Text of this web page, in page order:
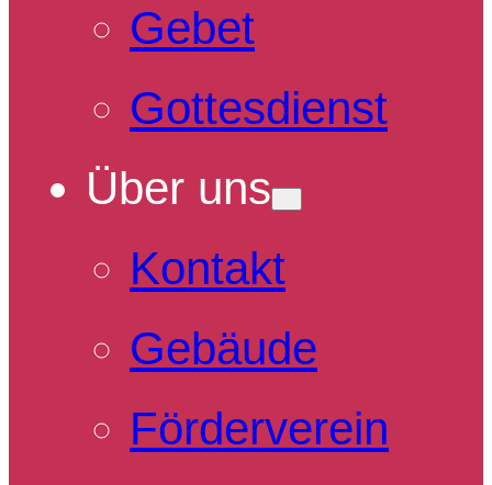
Gebet
Gottesdienst
Über uns
Kontakt
Gebäude
Förderverein